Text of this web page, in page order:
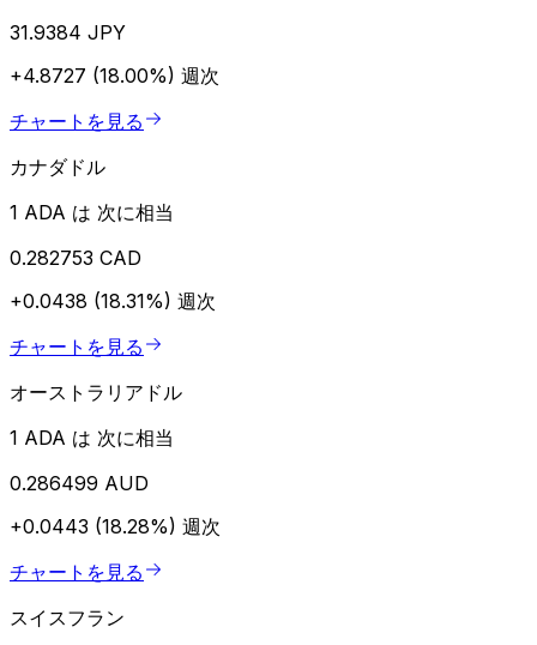
31.9384 JPY
+4.8727 (18.00%) 週次
チャートを見る
カナダドル
1 ADA は 次に相当
0.282753 CAD
+0.0438 (18.31%) 週次
チャートを見る
オーストラリアドル
1 ADA は 次に相当
0.286499 AUD
+0.0443 (18.28%) 週次
チャートを見る
スイスフラン